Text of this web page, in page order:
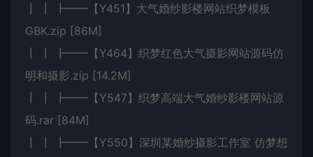
┃ ┃ ┣━━【Y451】大气婚纱影楼网站织梦模板
GBK.zip [86M]
┃ ┃ ┣━━【Y464】织梦红色大气摄影网站源码仿
明和摄影.zip [14.2M]
┃ ┃ ┣━━【Y547】织梦高端大气婚纱影楼网站源
码.rar [84M]
┃ ┃ ┣━━【Y550】深圳某婚纱摄影工作室 仿梦想